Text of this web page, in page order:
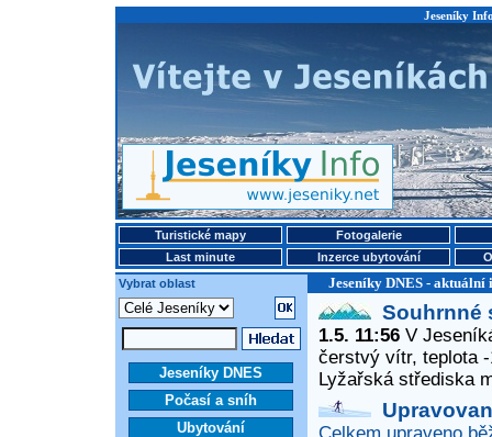
Jeseníky
Turistické mapy
Fotogalerie
Last minute
Inzerce ubytování
Vybrat oblast
Jeseníky DNES - aktuální
Jeseníky DNES
Počasí a sníh
Ubytování
Souhrnné
1.5. 11:56V
čerstvý vítr, teplota
Lyžařská střediska